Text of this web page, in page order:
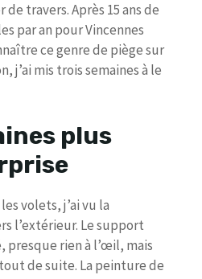
travers. Après 15 ans de
par an pour Vincennes
ce genre de piège sur
j’ai mis trois semaines à le
plus
volets, j’ai vu la
l’extérieur. Le support
rien à l’œil, mais
de suite. La peinture de